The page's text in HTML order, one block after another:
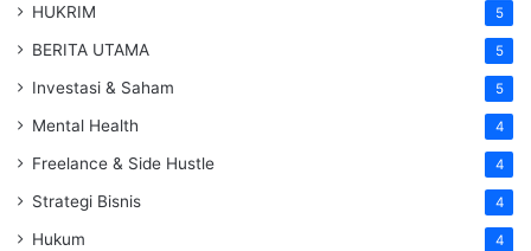
HUKRIM 5
BERITA UTAMA 5
Investasi & Saham 5
Mental Health 4
Freelance & Side Hustle 4
Strategi Bisnis 4
Hukum 4